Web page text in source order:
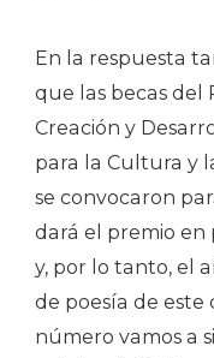
En la respuesta
que las becas del
Creación y
para la Cultura y
se convocaron
dará el premio en
y, por lo tanto, el
de poesía de este
número vamos a